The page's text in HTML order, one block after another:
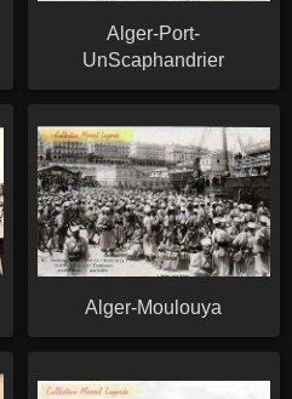
Alger-Port-
UnScaphandrier
Alger-Moulouya